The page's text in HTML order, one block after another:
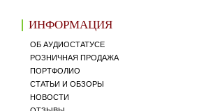
ИНФОРМАЦИЯ
ОБ АУДИОСТАТУСЕ
РОЗНИЧНАЯ ПРОДАЖА
ПОРТФОЛИО
СТАТЬИ И ОБЗОРЫ
НОВОСТИ